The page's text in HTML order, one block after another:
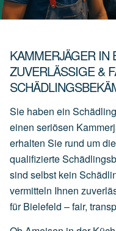
KAMMERJÄGER IN
ZUVERLÄSSIGE &
Sie haben ein
einen seriösen
erhalten Sie rund um
qualifizierte
sind selbst kein
vermitteln Ihnen
für Bielefeld – fair,